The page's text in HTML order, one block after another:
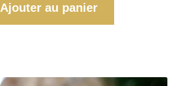
Ajouter au panier